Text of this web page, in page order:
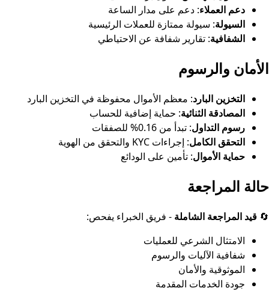
دعم العملاء: دعم على مدار الساعة
السيولة: سيولة ممتازة للعملات الرئيسية
الشفافية: تقارير شفافة عن الاحتياطي
الأمان والرسوم
التخزين البارد: معظم الأموال محفوظة في التخزين البارد
المصادقة الثنائية: حماية إضافية للحساب
رسوم التداول: تبدأ من 0.16% للصفقات
التحقق الكامل: إجراءات KYC والتحقق من الهوية
حماية الأموال: تأمين على الودائع
حالة المراجعة
🔄 قيد المراجعة الشاملة - فريق الخبراء يفحص:
الامتثال الشرعي للعمليات
شفافية الآليات والرسوم
الموثوقية والأمان
جودة الخدمات المقدمة